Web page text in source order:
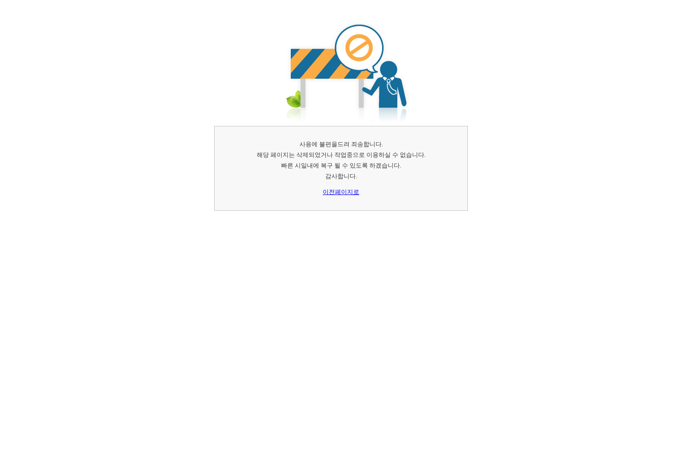
사용에 불편을드려 죄송합니다.
해당 페이지는 삭제되었거나 작업중으로 이용하실 수 없습니다.
빠른 시일내에 복구 될 수 있도록 하겠습니다.
감사합니다.
이전페이지로